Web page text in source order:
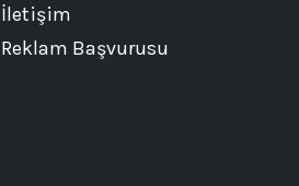
İletişim
Reklam Başvurusu